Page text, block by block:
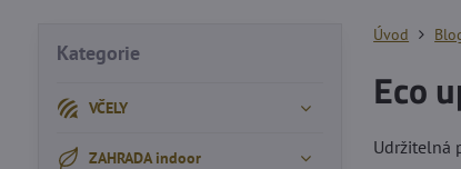
Úvod
Eco
Udržitelná
Kategorie
VČELY
ZAHRADA indoor